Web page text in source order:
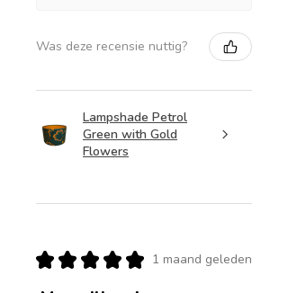
Was deze recensie nuttig?
Lampshade Petrol
Green with Gold
Flowers
★ ★ ★ ★ ★ 1 maand geleden